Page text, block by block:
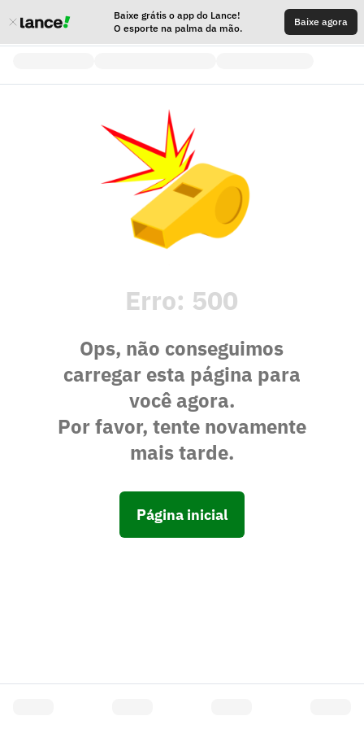
Baixe grátis o app do Lance!
O esporte na palma da mão.
Baixe agora
Erro: 500
Ops, não conseguimos
carregar esta página para
você agora.
Por favor, tente novamente
mais tarde.
Página inicial